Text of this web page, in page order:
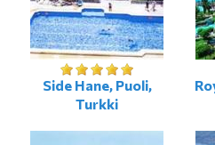
Side Hane, Puoli,
Turkki